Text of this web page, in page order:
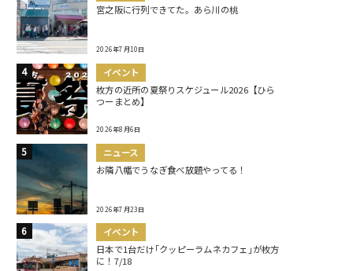
宮之阪に行列できてた。あら川の桃
2026年7月10日
イベント
枚方の近所の夏祭りスケジュール2026【ひら
つーまとめ】
2026年8月6日
ニュース
お隣八幡でうなぎ食べ放題やってる！
2026年7月23日
イベント
日本で1台だけ｢クッピーラムネカフェ｣が枚方
に！7/18